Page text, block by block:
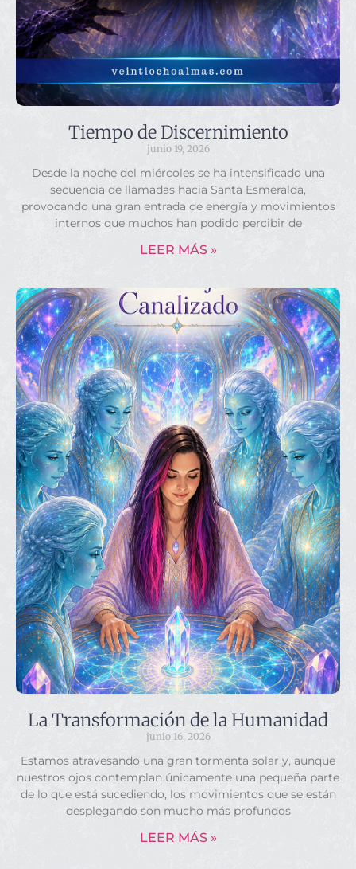
Tiempo de Discernimiento
junio 19, 2026
Desde la noche del miércoles se ha intensificado una
secuencia de llamadas hacia Santa Esmeralda,
provocando una gran entrada de energía y movimientos
internos que muchos han podido percibir de
LEER MÁS »
La Transformación de la Humanidad
junio 16, 2026
Estamos atravesando una gran tormenta solar y, aunque
nuestros ojos contemplan únicamente una pequeña parte
de lo que está sucediendo, los movimientos que se están
desplegando son mucho más profundos
LEER MÁS »